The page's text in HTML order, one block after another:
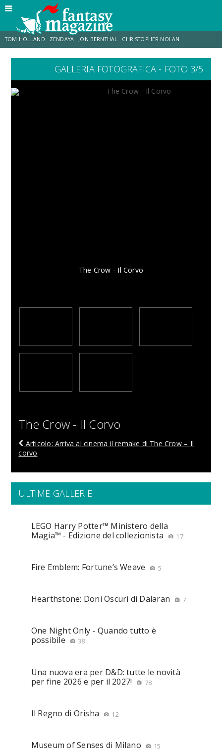
TOM HOLLAND ZENDAYA JON BERNTHAL CHRISTOPHER NOLAN
LUCCA COMICS & GAMES ODISSEA JACOB BATALON
GALLERIA FOTOGRAFICA - FOTO 3/5
The Crow - Il Corvo
The Crow - Il Corvo
Articolo: Arriva al cinema il remake di The Crow – Il
corvo
ULTIME GALLERIE
LEGO Harry Potter™ Ministero della
Magia™ - Edizione del collezionista
17
Fire Emblem: Fortune’s Weave 5
Hearthstone: Doni Oscuri di Dalaran 7
One Night Only - Quando tutto è
possibile
38
Una nuova era per D&D: tutte le novità
per fine 2026 e per il 2027!
78
Il Regno di Orisha 12
Museum of Senses di Milano 15